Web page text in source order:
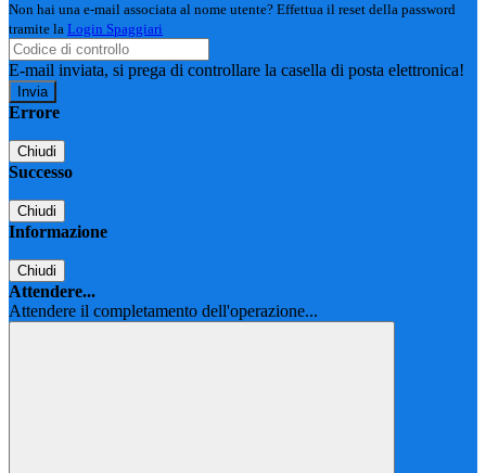
Non hai una e-mail associata al nome utente? Effettua il reset della password
tramite la Login Spaggiari
E-mail inviata, si prega di controllare la casella di posta elettronica!
Errore
Chiudi
Successo
Chiudi
Informazione
Chiudi
Attendere...
Attendere il completamento dell'operazione...